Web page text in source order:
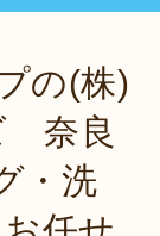
の(株)
奈良
・洗